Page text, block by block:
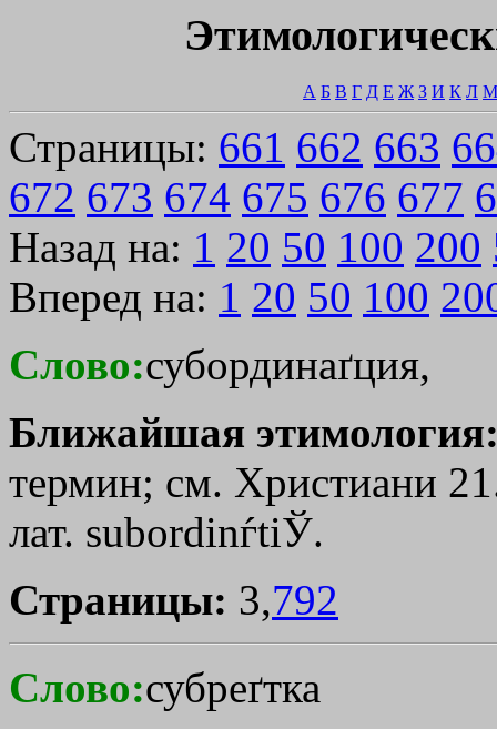
А Б В Г Д Е Ж З И К Л М
Страницы: 661 662 663
672 673 674 675 676 677
Назад на: 1 20 50 100 200
Вперед на: 1 20 50 100
Слово:субординаґция,
Ближайшая
термин; см. Христиани
лат. subordinѓtiЎ.
Страницы: 3,792
Слово:субреґтка